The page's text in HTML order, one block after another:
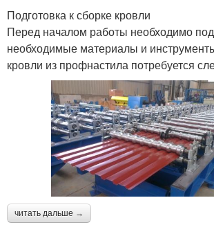
Подготовка к сборке кровли
Перед началом работы необходимо
необходимые материалы и
кровли из профнастила потребуется
читать дальше →